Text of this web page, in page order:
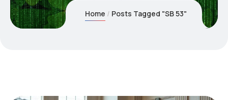
Home Posts Tagged "SB 53"